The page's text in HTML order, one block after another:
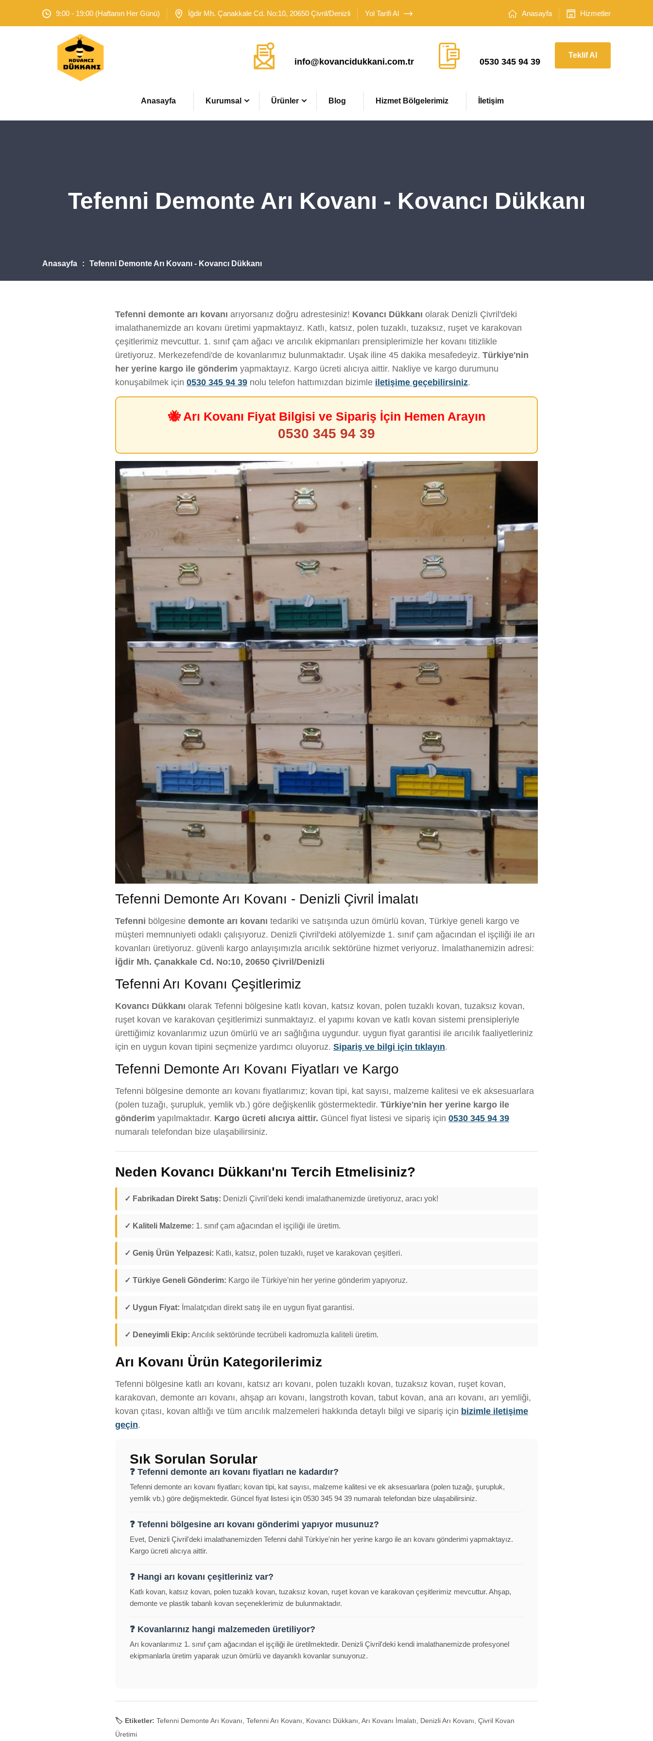
9:00 - 19:00 (Haftanın Her Günü) İğdir Mh. Çanakkale Cd. No:10, 20650 Çivril/Denizli Yol Tarifi Al Anasayfa Hizmetler
info@kovancidukkani.com.tr 0530 345 94 39
Teklif Al
Anasayfa Kurumsal Ürünler Blog Hizmet Bölgelerimiz İletişim
Tefenni Demonte Arı Kovanı - Kovancı Dükkanı
Anasayfa Tefenni Demonte Arı Kovanı - Kovancı Dükkanı
Tefenni demonte arı kovanı arıyorsanız doğru adrestesiniz! Kovancı Dükkanı olarak Denizli Çivril'deki
imalathanemizde arı kovanı üretimi yapmaktayız. Katlı, katsız, polen tuzaklı, tuzaksız, ruşet ve karakovan
çeşitlerimiz mevcuttur. 1. sınıf çam ağacı ve arıcılık ekipmanları prensiplerimizle her kovanı titizlikle
üretiyoruz. Merkezefendi'de de kovanlarımız bulunmaktadır. Uşak iline 45 dakika mesafedeyiz. Türkiye'nin
her yerine kargo ile gönderim yapmaktayız. Kargo ücreti alıcıya aittir. Nakliye ve kargo durumunu
konuşabilmek için 0530 345 94 39 nolu telefon hattımızdan bizimle iletişime geçebilirsiniz.
🐝 Arı Kovanı Fiyat Bilgisi ve Sipariş İçin Hemen Arayın
0530 345 94 39
Tefenni Demonte Arı Kovanı - Denizli Çivril İmalatı
Tefenni bölgesine demonte arı kovanı tedariki ve satışında uzun ömürlü kovan, Türkiye geneli kargo ve
müşteri memnuniyeti odaklı çalışıyoruz. Denizli Çivril'deki atölyemizde 1. sınıf çam ağacından el işçiliği ile arı
kovanları üretiyoruz. güvenli kargo anlayışımızla arıcılık sektörüne hizmet veriyoruz. İmalathanemizin adresi:
İğdir Mh. Çanakkale Cd. No:10, 20650 Çivril/Denizli
Tefenni Arı Kovanı Çeşitlerimiz
Kovancı Dükkanı olarak Tefenni bölgesine katlı kovan, katsız kovan, polen tuzaklı kovan, tuzaksız kovan,
ruşet kovan ve karakovan çeşitlerimizi sunmaktayız. el yapımı kovan ve katlı kovan sistemi prensipleriyle
ürettiğimiz kovanlarımız uzun ömürlü ve arı sağlığına uygundur. uygun fiyat garantisi ile arıcılık faaliyetleriniz
için en uygun kovan tipini seçmenize yardımcı oluyoruz. Sipariş ve bilgi için tıklayın.
Tefenni Demonte Arı Kovanı Fiyatları ve Kargo
Tefenni bölgesine demonte arı kovanı fiyatlarımız; kovan tipi, kat sayısı, malzeme kalitesi ve ek aksesuarlara
(polen tuzağı, şurupluk, yemlik vb.) göre değişkenlik göstermektedir. Türkiye'nin her yerine kargo ile
gönderim yapılmaktadır. Kargo ücreti alıcıya aittir. Güncel fiyat listesi ve sipariş için 0530 345 94 39
numaralı telefondan bize ulaşabilirsiniz.
Neden Kovancı Dükkanı'nı Tercih Etmelisiniz?
✓ Fabrikadan Direkt Satış: Denizli Çivril'deki kendi imalathanemizde üretiyoruz, aracı yok!
✓ Kaliteli Malzeme: 1. sınıf çam ağacından el işçiliği ile üretim.
✓ Geniş Ürün Yelpazesi: Katlı, katsız, polen tuzaklı, ruşet ve karakovan çeşitleri.
✓ Türkiye Geneli Gönderim: Kargo ile Türkiye'nin her yerine gönderim yapıyoruz.
✓ Uygun Fiyat: İmalatçıdan direkt satış ile en uygun fiyat garantisi.
✓ Deneyimli Ekip: Arıcılık sektöründe tecrübeli kadromuzla kaliteli üretim.
Arı Kovanı Ürün Kategorilerimiz
Tefenni bölgesine katlı arı kovanı, katsız arı kovanı, polen tuzaklı kovan, tuzaksız kovan, ruşet kovan,
karakovan, demonte arı kovanı, ahşap arı kovanı, langstroth kovan, tabut kovan, ana arı kovanı, arı yemliği,
kovan çıtası, kovan altlığı ve tüm arıcılık malzemeleri hakkında detaylı bilgi ve sipariş için bizimle iletişime
geçin.
Sık Sorulan Sorular
❓ Tefenni demonte arı kovanı fiyatları ne kadardır?
Tefenni demonte arı kovanı fiyatları; kovan tipi, kat sayısı, malzeme kalitesi ve ek aksesuarlara (polen tuzağı, şurupluk,
yemlik vb.) göre değişmektedir. Güncel fiyat listesi için 0530 345 94 39 numaralı telefondan bize ulaşabilirsiniz.
❓ Tefenni bölgesine arı kovanı gönderimi yapıyor musunuz?
Evet, Denizli Çivril'deki imalathanemizden Tefenni dahil Türkiye'nin her yerine kargo ile arı kovanı gönderimi yapmaktayız.
Kargo ücreti alıcıya aittir.
❓ Hangi arı kovanı çeşitleriniz var?
Katlı kovan, katsız kovan, polen tuzaklı kovan, tuzaksız kovan, ruşet kovan ve karakovan çeşitlerimiz mevcuttur. Ahşap,
demonte ve plastik tabanlı kovan seçeneklerimiz de bulunmaktadır.
❓ Kovanlarınız hangi malzemeden üretiliyor?
Arı kovanlarımız 1. sınıf çam ağacından el işçiliği ile üretilmektedir. Denizli Çivril'deki kendi imalathanemizde profesyonel
ekipmanlarla üretim yaparak uzun ömürlü ve dayanıklı kovanlar sunuyoruz.
🏷️ Etiketler: Tefenni Demonte Arı Kovanı, Tefenni Arı Kovanı, Kovancı Dükkanı, Arı Kovanı İmalatı, Denizli Arı Kovanı, Çivril Kovan
Üretimi